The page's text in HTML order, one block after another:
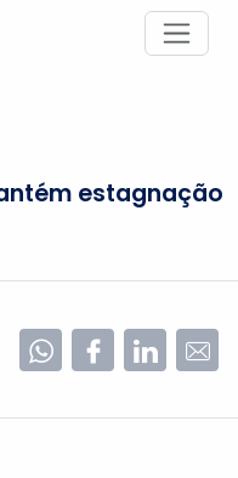
estagnação